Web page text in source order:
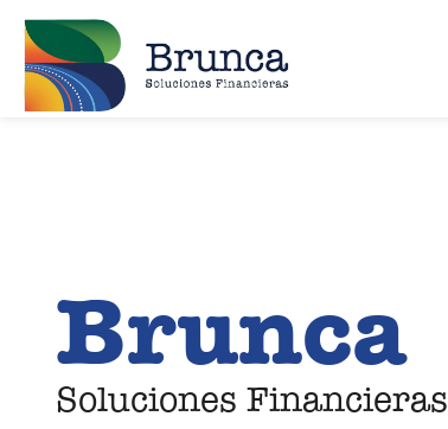
Brunca
Soluciones Financieras